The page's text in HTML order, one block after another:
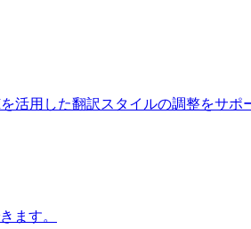
活用した翻訳スタイルの調整をサポ
ます。